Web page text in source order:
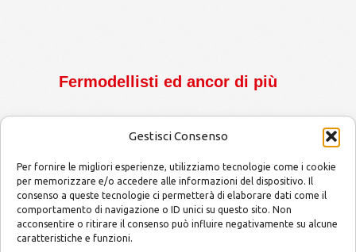
Gestisci Consenso
Per fornire le migliori esperienze, utilizziamo tecnologie come i cookie
per memorizzare e/o accedere alle informazioni del dispositivo. Il
consenso a queste tecnologie ci permetterà di elaborare dati come il
comportamento di navigazione o ID unici su questo sito. Non
acconsentire o ritirare il consenso può influire negativamente su alcune
caratteristiche e funzioni.
Fermodellisti ed ancor di più
MODELLISMO by Mario and AlessandroCopyright © 2014